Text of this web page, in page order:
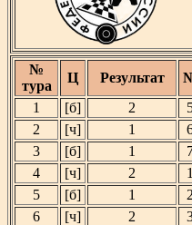
№
тура
Ц Результат
1
[б] 2
2
[ч] 1
3
[б] 1
4
[ч] 2 1
5
[б] 1 2
6
[ч] 2